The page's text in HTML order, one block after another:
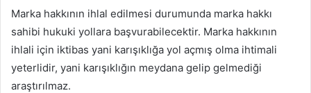
Marka hakkının ihlal edilmesi durumunda marka hakkı
sahibi hukuki yollara başvurabilecektir. Marka hakkının
ihlali için iktibas yani karışıklığa yol açmış olma ihtimali
yeterlidir, yani karışıklığın meydana gelip gelmediği
araştırılmaz.